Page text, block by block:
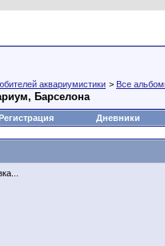
аквариумистики > Все
Барселона
Дневники